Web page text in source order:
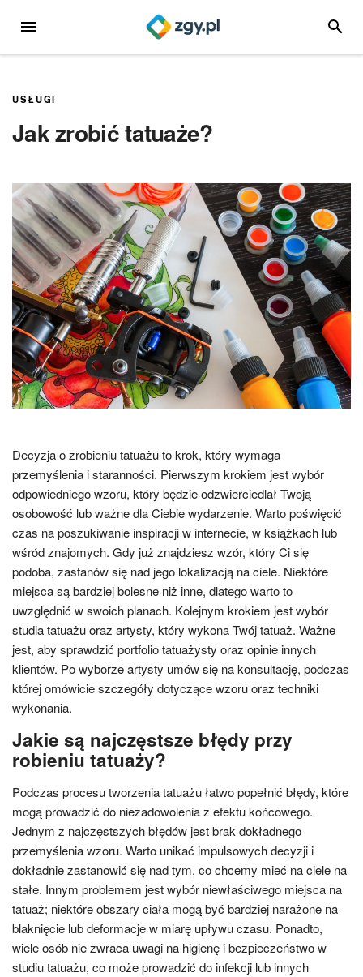
MENU
USŁUGI
Jak zrobić tatuaże?
Decyzja o zrobieniu tatuażu to krok, który wymaga
przemyślenia i staranności. Pierwszym krokiem jest wybór
odpowiedniego wzoru, który będzie odzwierciedlał Twoją
osobowość lub ważne dla Ciebie wydarzenie. Warto poświęcić
czas na poszukiwanie inspiracji w internecie, w książkach lub
wśród znajomych. Gdy już znajdziesz wzór, który Ci się
podoba, zastanów się nad jego lokalizacją na ciele. Niektóre
miejsca są bardziej bolesne niż inne, dlatego warto to
uwzględnić w swoich planach. Kolejnym krokiem jest wybór
studia tatuażu oraz artysty, który wykona Twój tatuaż. Ważne
jest, aby sprawdzić portfolio tatuażysty oraz opinie innych
klientów. Po wyborze artysty umów się na konsultację, podczas
której omówicie szczegóły dotyczące wzoru oraz techniki
wykonania.
Jakie są najczęstsze błędy przy
robieniu tatuaży?
Podczas procesu tworzenia tatuażu łatwo popełnić błędy, które
mogą prowadzić do niezadowolenia z efektu końcowego.
Jednym z najczęstszych błędów jest brak dokładnego
przemyślenia wzoru. Warto unikać impulsowych decyzji i
dokładnie zastanowić się nad tym, co chcemy mieć na ciele na
stałe. Innym problemem jest wybór niewłaściwego miejsca na
tatuaż; niektóre obszary ciała mogą być bardziej narażone na
blaknięcie lub deformacje w miarę upływu czasu. Ponadto,
wiele osób nie zwraca uwagi na higienę i bezpieczeństwo w
studiu tatuażu, co może prowadzić do infekcji lub innych